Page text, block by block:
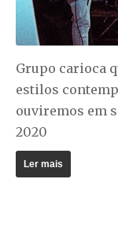
Grupo carioca
estilos
ouviremos em
2020
Ler mais